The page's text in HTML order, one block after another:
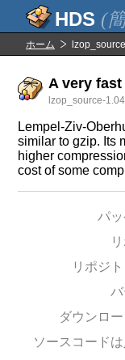
(
ホーム lzop_source
A very
lzop_source-
Lempel-Ziv-
similar to gzip. Its
higher
cost of some
パ
リポジ
ダウンロ
ソースコード